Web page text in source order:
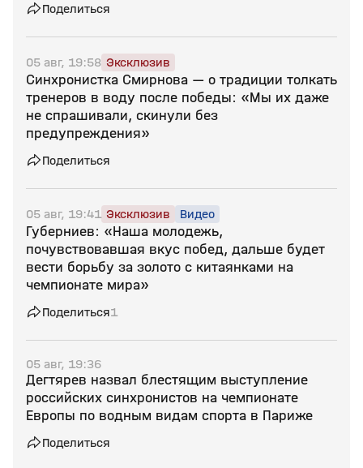
Поделиться
05 авг, 19:58 Эксклюзив
Синхронистка Смирнова — о традиции толкать
тренеров в воду после победы: «Мы их даже
не спрашивали, скинули без
предупреждения»
Поделиться
05 авг, 19:41 Эксклюзив Видео
Губерниев: «Наша молодежь,
почувствовавшая вкус побед, дальше будет
вести борьбу за золото с китаянками на
чемпионате мира»
Поделиться1
05 авг, 19:36
Дегтярев назвал блестящим выступление
российских синхронистов на чемпионате
Европы по водным видам спорта в Париже
Поделиться